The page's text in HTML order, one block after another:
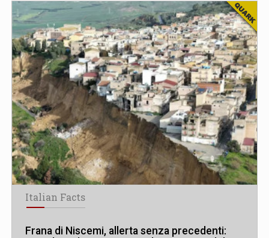
Italian Facts
Frana di Niscemi, allerta senza precedenti: